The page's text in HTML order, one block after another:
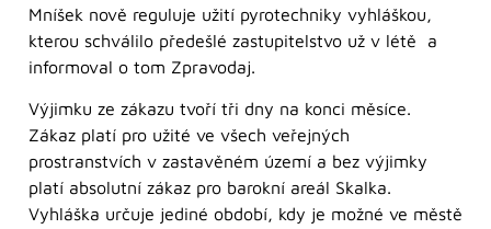
Mníšek nově reguluje užití pyrotechniky vyhláškou,
kterou schválilo předešlé zastupitelstvo už v létě a
informoval o tom Zpravodaj.
Výjimku ze zákazu tvoří tři dny na konci měsíce.
Zákaz platí pro užité ve všech veřejných
prostranstvích v zastavěném území a bez výjimky
platí absolutní zákaz pro barokní areál Skalka.
Vyhláška určuje jediné období, kdy je možné ve městě